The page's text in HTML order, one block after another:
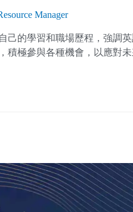
Manager
己的學習和職場歷程，強調
積極參與各種機會，以應對未